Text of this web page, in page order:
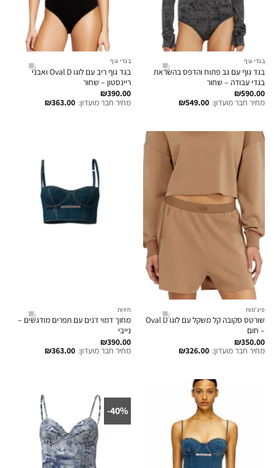
בגדי גוף
בגד גוף עם גב פתוח והדפס בהשראת
בגדי עבודה – שחור
₪590.00
מחיר חבר מועדון: ₪549.00
בגדי גוף
בגד גוף ריב עם לוגו Oval D ואבני
ריינסטון – שחור
₪390.00
מחיר חבר מועדון: ₪363.00
פיג'מות
שורטס סקובה קל משקל עם לוגו Oval D
– חום
₪350.00
מחיר חבר מועדון: ₪326.00
חזיות
מחוך דמוי דנים עם תפרים מודגשים –
נייבי
₪390.00
מחיר חבר מועדון: ₪363.00
40%-